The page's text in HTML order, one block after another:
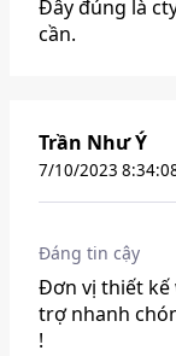
Đây đúng là
cần.
Trần Như Ý
7/10/2023
Đáng tin cậy
Đơn vị thiết kế
trợ nhanh
!